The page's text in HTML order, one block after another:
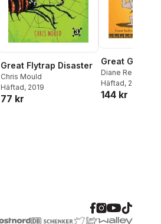
Great Flytrap Disaster
Chris Mould
Häftad, 2019
77 kr
Great Greek
Diane Redmond
Häftad, 2008
144 kr